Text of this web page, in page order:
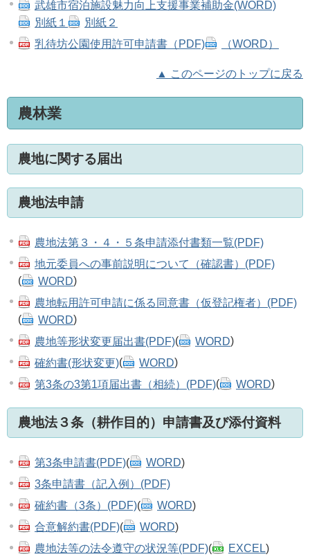
武雄市宿泊施設魅力向上支援事業補助金(WORD)
別紙１
別紙２
乳待坊公園使用許可申請書（PDF)
（WORD）
▲ このページのトップに戻る
農林業
農地に関する届出
農地法申請
農地法第３・４・５条申請添付書類一覧(PDF)
地元委員への事前説明について（確認書）(PDF)
(
WORD)
農地転用許可申請に係る同意書（仮登記権者）(PDF)
(
WORD)
農地等形状変更届出書(PDF)( WORD)
確約書(形状変更)( WORD)
第3条の3第1項届出書（相続）(PDF)( WORD)
農地法３条（耕作目的）申請書及び添付資料
第3条申請書(PDF)( WORD)
3条申請書（記入例）(PDF)
確約書（3条）(PDF)( WORD)
合意解約書(PDF)( WORD)
農地法等の法令遵守の状況等(PDF)( EXCEL)